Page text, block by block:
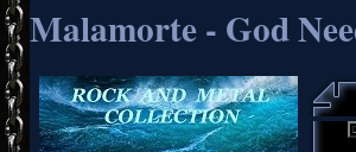
Malamorte - God